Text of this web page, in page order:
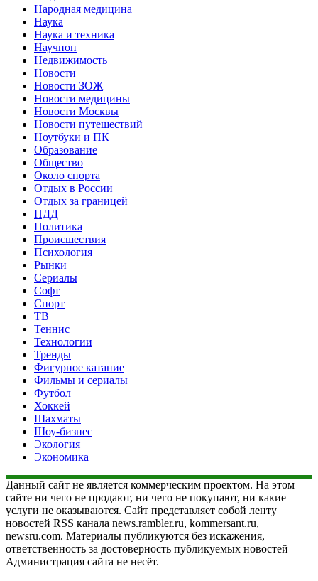
Народная медицина
Наука
Наука и техника
Научпоп
Недвижимость
Новости
Новости ЗОЖ
Новости медицины
Новости Москвы
Новости путешествий
Ноутбуки и ПК
Образование
Общество
Около спорта
Отдых в России
Отдых за границей
ПДД
Политика
Происшествия
Психология
Рынки
Сериалы
Софт
Спорт
ТВ
Теннис
Технологии
Тренды
Фигурное катание
Фильмы и сериалы
Футбол
Хоккей
Шахматы
Шоу-бизнес
Экология
Экономика
Данный сайт не является коммерческим проектом. На этом
сайте ни чего не продают, ни чего не покупают, ни какие
услуги не оказываются. Сайт представляет собой ленту
новостей RSS канала news.rambler.ru, kommersant.ru,
newsru.com. Материалы публикуются без искажения,
ответственность за достоверность публикуемых новостей
Администрация сайта не несёт.